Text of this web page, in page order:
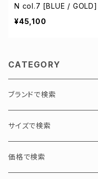
N col.7 [BLUE / GOLD]
¥45,100
CATEGORY
ブランドで検索
PADMA IMAGE / パドマイ
GEOMETRY / 幾何学
N PRODUCT / エヌプロダ
サイズで検索
L / 大サイズ
価格で検索